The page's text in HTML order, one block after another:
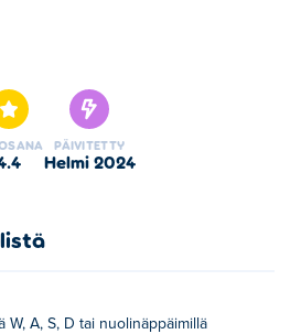
on täysi oikeus tuhota kaikki,
Käytä tätä oikeutta
näkemäsi laatikko nopeasti. Voit
rajoihin liikkuaksesi oikeaan
taso ja palaa
Kingina!
4.4
PÄIVITETTY
helmi 2024
W, A, S, D tai nuolinäppäimillä